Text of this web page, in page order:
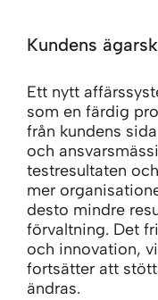
Kundens
Ett nytt
som en färdig
från kundens
och
testresultaten
mer
desto mindre
förvaltning. Det
och innovation,
fortsätter att
ändras.